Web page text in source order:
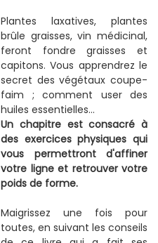
Plantes laxatives, plantes
brûle graisses, vin médicinal,
feront fondre graisses et
capitons. Vous apprendrez le
secret des végétaux coupe-
faim ; comment user des
huiles essentielles...
Un chapitre est consacré à
des exercices physiques qui
vous permettront d'affiner
votre ligne et retrouver votre
poids de forme.
Maigrissez une fois pour
toutes, en suivant les conseils